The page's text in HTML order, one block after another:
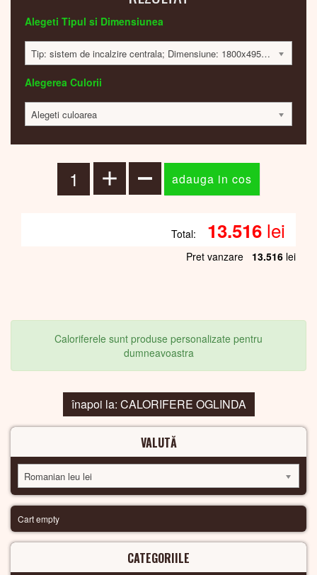
Alegeti Tipul si Dimensiunea
Tip: sistem de incalzire centrala; Dimensiune: 1800x495x60mm; 993 Watt; 13471 lei
Alegerea Culorii
Alegeti culoarea
Total: 13.516 lei
Pret vanzare 13.516 lei
Caloriferele sunt produse personalizate pentru
dumneavoastra
înapoi la: CALORIFERE OGLINDA
VALUTĂ
Romanian leu lei
Cart empty
CATEGORIILE